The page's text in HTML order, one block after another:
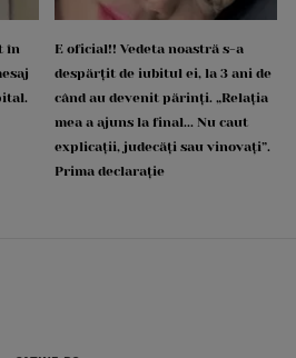
în
E oficial!! Vedeta noastră s-a
despărțit de iubitul ei, la 3 ani de
când au devenit părinți. „Relația
mea a ajuns la final... Nu caut
explicații, judecăți sau vinovați”.
Prima declarație